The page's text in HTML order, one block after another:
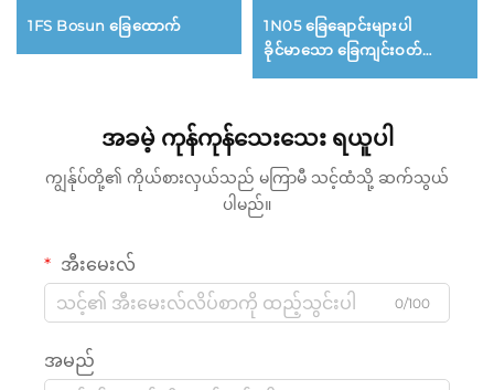
1FS Bosun ခြေထောက်
1N05 ခြေချောင်းများပါ
ခိုင်မာသော ခြေကျင်းဝတ်
အခမဲ့ ကုန်ကုန်သေးသေး ရယူပါ
ကျွန်ုပ်တို့၏ ကိုယ်စားလှယ်သည် မကြာမီ သင့်ထံသို့ ဆက်သွယ်
ပါမည်။
အီးမေးလ်
0/100
အမည်